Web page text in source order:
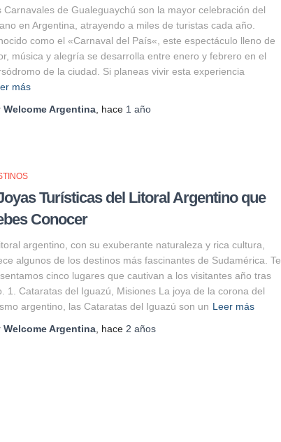
Carnavales de Gualeguaychú son la mayor celebración del
en Argentina, atrayendo a miles de turistas cada año.
como el «Carnaval del País«, este espectáculo lleno de
música y alegría se desarrolla entre enero y febrero en el
de la ciudad. Si planeas vivir esta experiencia
más
Welcome Argentina , hace 1 año
Turísticas del Litoral Argentino que
Conocer
argentino, con su exuberante naturaleza y rica cultura,
algunos de los destinos más fascinantes de Sudamérica. Te
cinco lugares que cautivan a los visitantes año tras
1. Cataratas del Iguazú, Misiones La joya de la corona del
argentino, las Cataratas del Iguazú son un Leer más
Welcome Argentina , hace 2 años